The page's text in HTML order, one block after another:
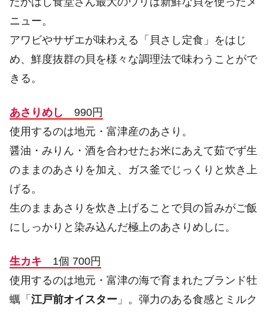
ニュー。
アワビやサザエが味わえる「貝さし定食」をはじ
め、鮮度抜群の貝を様々な調理法で味わうことがで
きる。
あさりめし 990円
使用するのは地元・富津産のあさり。
醤油・みりん・酒を合わせたお米にあえて茹でず生
のままのあさりを加え、ガス釜でじっくりと炊き上
げる。
生のままあさりを炊き上げることで貝の旨みがご飯
にしっかりと染み込んだ極上のあさりめしに。
生カキ 1個 700円
使用するのは地元・富津の海で育まれたブランド牡
蠣「 江戸前オイスター 」。弾力のある食感とミルク